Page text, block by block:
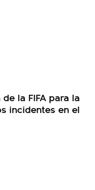
la FIFA para la
incidentes en el